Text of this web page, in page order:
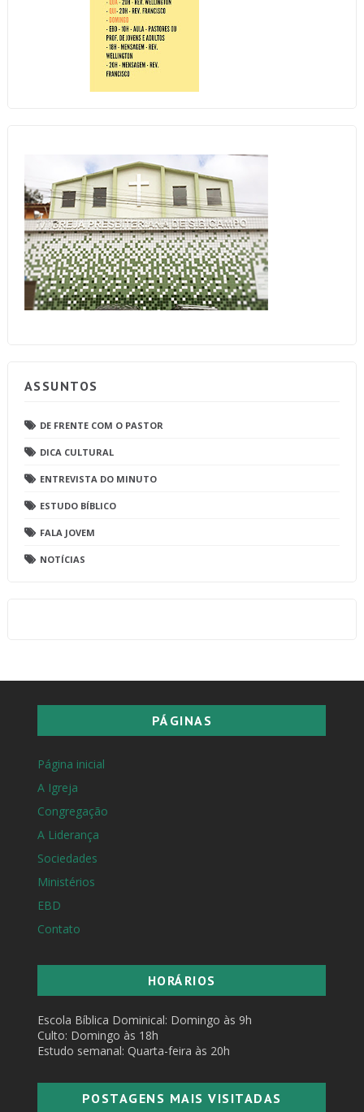
ASSUNTOS
DE FRENTE COM O PASTOR
DICA CULTURAL
ENTREVISTA DO MINUTO
ESTUDO BÍBLICO
FALA JOVEM
NOTÍCIAS
PÁGINAS
Página inicial
A Igreja
Congregação
A Liderança
Sociedades
Ministérios
EBD
Contato
HORÁRIOS
Escola Bíblica Dominical: Domingo às 9h
Culto: Domingo às 18h
Estudo semanal: Quarta-feira às 20h
POSTAGENS MAIS VISITADAS